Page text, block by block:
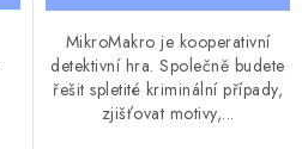
MikroMakro je kooperativní
detektivní hra. Společně budete
řešit spletité kriminální případy,
zjišťovat motivy,...